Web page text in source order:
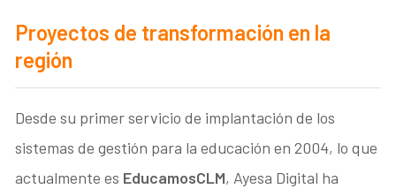
Proyectos de transformación en la
región
Desde su primer servicio de implantación de los
sistemas de gestión para la educación en 2004, lo que
actualmente es EducamosCLM, Ayesa Digital ha